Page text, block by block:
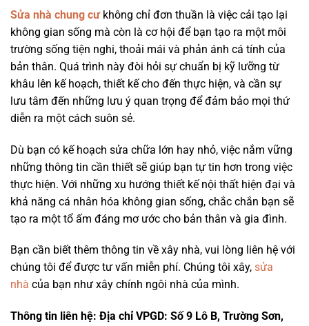
Sửa nhà chung cưkhông chỉ đơn thuần là việc cải tạo lại
không gian sống mà còn là cơ hội để bạn tạo ra một môi
trường sống tiện nghi, thoải mái và phản ánh cá tính của
bản thân. Quá trình này đòi hỏi sự chuẩn bị kỹ lưỡng từ
khâu lên kế hoạch, thiết kế cho đến thực hiện, và cần sự
lưu tâm đến những lưu ý quan trọng để đảm bảo mọi thứ
diễn ra một cách suôn sẻ.
Dù bạn có kế hoạch sửa chữa lớn hay nhỏ, việc nắm vững
những thông tin cần thiết sẽ giúp bạn tự tin hơn trong việc
thực hiện. Với những xu hướng thiết kế nội thất hiện đại và
khả năng cá nhân hóa không gian sống, chắc chắn bạn sẽ
tạo ra một tổ ấm đáng mơ ước cho bản thân và gia đình.
Bạn cần biết thêm thông tin về xây nhà, vui lòng liên hệ với
chúng tôi để được tư vấn miễn phí. Chúng tôi xây, sửa
nhà của bạn như xây chính ngôi nhà của mình.
Thông tin liên hệ: Địa chỉ VPGD: Số 9 Lô B, Trường Sơn,